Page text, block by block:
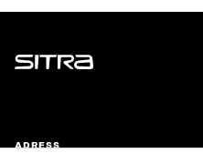
Sitra
ADRESS